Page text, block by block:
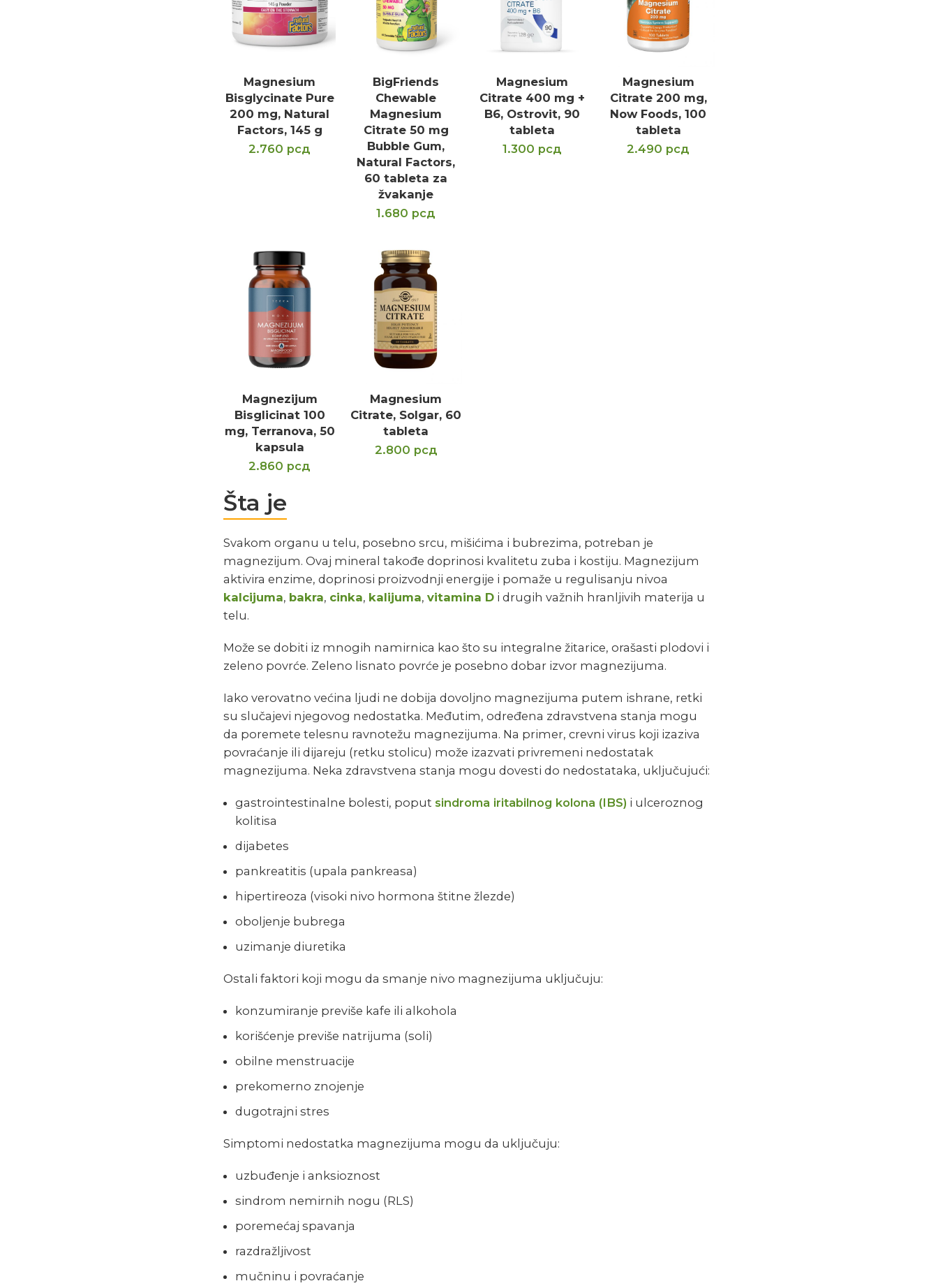
DODAJ U KORPU
Magnesium
Bisglycinate Pure
200 mg, Natural
Factors, 145 g
2.760 рсд
DODAJ U KORPU
BigFriends
Chewable
Magnesium
Citrate 50 mg
Bubble Gum,
Natural Factors,
60 tableta za
žvakanje
1.680 рсд
DODAJ U KORPU
Magnesium
Citrate 400 mg +
B6, Ostrovit, 90
tableta
1.300 рсд
DODAJ U KORPU
Magnesium
Citrate 200 mg,
Now Foods, 100
tableta
2.490 рсд
DODAJ U KORPU
Magnezijum
Bisglicinat 100
mg, Terranova, 50
kapsula
2.860 рсд
DODAJ U KORPU
Magnesium
Citrate, Solgar, 60
tableta
2.800 рсд
Šta je
Svakom organu u telu, posebno srcu, mišićima i bubrezima, potreban je
magnezijum. Ovaj mineral takođe doprinosi kvalitetu zuba i kostiju. Magnezijum
aktivira enzime, doprinosi proizvodnji energije i pomaže u regulisanju nivoa
kalcijuma, bakra, cinka, kalijuma,vitamina D i drugih važnih hranljivih materija u
telu.
Može se dobiti iz mnogih namirnica kao što su integralne žitarice, orašasti plodovi i
zeleno povrće. Zeleno lisnato povrće je posebno dobar izvor magnezijuma.
Iako verovatno većina ljudi ne dobija dovoljno magnezijuma putem ishrane, retki
su slučajevi njegovog nedostatka. Međutim, određena zdravstvena stanja mogu
da poremete telesnu ravnotežu magnezijuma. Na primer, crevni virus koji izaziva
povraćanje ili dijareju (retku stolicu) može izazvati privremeni nedostatak
magnezijuma. Neka zdravstvena stanja mogu dovesti do nedostataka, uključujući:
gastrointestinalne bolesti, poput sindroma iritabilnog kolona (IBS) i ulceroznog
kolitisa
dijabetes
pankreatitis (upala pankreasa)
hipertireoza (visoki nivo hormona štitne žlezde)
oboljenje bubrega
uzimanje diuretika
Ostali faktori koji mogu da smanje nivo magnezijuma uključuju:
konzumiranje previše kafe ili alkohola
korišćenje previše natrijuma (soli)
obilne menstruacije
prekomerno znojenje
dugotrajni stres
Simptomi nedostatka magnezijuma mogu da uključuju:
uzbuđenje i anksioznost
sindrom nemirnih nogu (RLS)
poremećaj spavanja
razdražljivost
mučninu i povraćanje